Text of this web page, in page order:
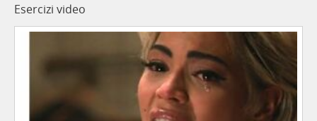
Esercizi video